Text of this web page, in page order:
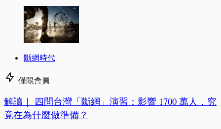
斷網時代
僅限會員
解讀｜
四問台灣「斷網」演習：影響 1700 萬人，究
竟在為什麼做準備？